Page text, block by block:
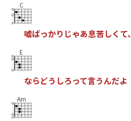
C
嘘ばっかり じゃあ息苦しく て、
E
ならどう しろって言うんだよ
Am